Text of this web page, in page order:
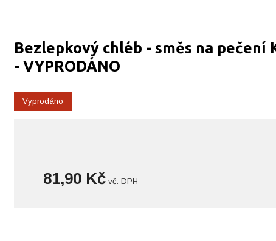
Bezlepkový chléb - směs na pečení
- VYPRODÁNO
Vyprodáno
81,90 Kčvč. DPH